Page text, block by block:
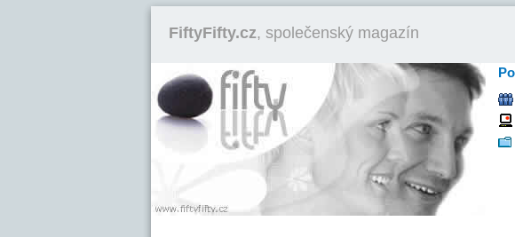
FiftyFifty.cz, společenský magazín